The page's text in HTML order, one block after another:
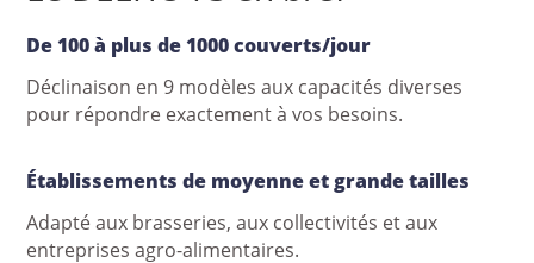
De 100 à plus de 1000 couverts/jour
Déclinaison en 9 modèles aux capacités diverses
pour répondre exactement à vos besoins.
Établissements de moyenne et grande tailles
Adapté aux brasseries, aux collectivités et aux
entreprises agro-alimentaires.